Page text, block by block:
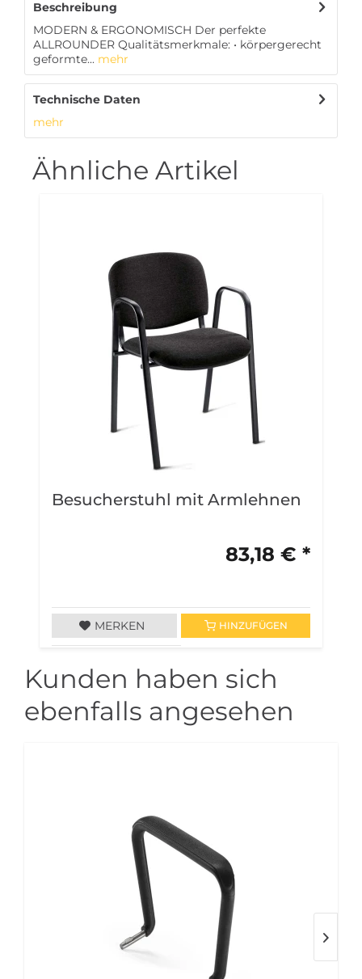
Beschreibung
MODERN & ERGONOMISCH Der perfekte
ALLROUNDER Qualitätsmerkmale: • körpergerecht
geformte... mehr
Technische Daten
mehr
Ähnliche Artikel
Besucherstuhl mit Armlehnen
83,18 € *
MERKEN HINZUFÜGEN
Kunden haben sich
ebenfalls angesehen